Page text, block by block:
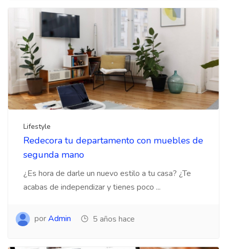
Lifestyle
Redecora tu departamento con muebles de
segunda mano
¿Es hora de darle un nuevo estilo a tu casa? ¿Te
acabas de independizar y tienes poco ...
porAdmin 5 años hace